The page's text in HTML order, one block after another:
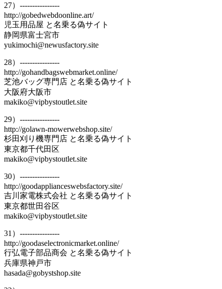
27）----------------
http://gobedwebdoonline.art/
児玉用品屋 と名乗る偽サイト
静岡県富士宮市
yukimochi@newusfactory.site
28）----------------
http://gohandbagswebmarket.online/
芝池バッグ専門店 と名乗る偽サイト
大阪府大阪市
makiko@vipbystoutlet.site
29）----------------
http://golawn-mowerwebshop.site/
杉田刈り機専門店 と名乗る偽サイト
東京都千代田区
makiko@vipbystoutlet.site
30）----------------
http://goodapplianceswebsfactory.site/
吉川家電株式会社 と名乗る偽サイト
東京都世田谷区
makiko@vipbystoutlet.site
31）----------------
http://goodaselectronicmarket.online/
行弘電子部品商会 と名乗る偽サイト
兵庫県神戸市
hasada@gobystshop.site